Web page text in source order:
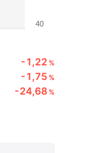
40
-1,22%
-1,75%
-24,68%